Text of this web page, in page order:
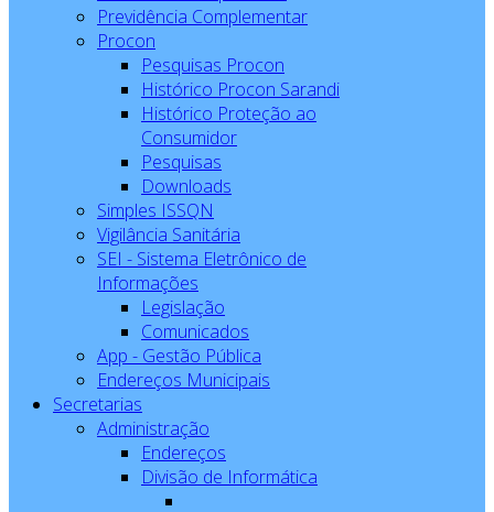
Previdência Complementar
Procon
Pesquisas Procon
Histórico Procon Sarandi
Histórico Proteção ao
Consumidor
Pesquisas
Downloads
Simples ISSQN
Vigilância Sanitária
SEI - Sistema Eletrônico de
Informações
Legislação
Comunicados
App - Gestão Pública
Endereços Municipais
Secretarias
Administração
Endereços
Divisão de Informática